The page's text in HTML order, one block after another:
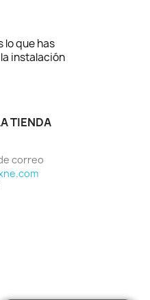
que has
instalación
TIENDA
correo